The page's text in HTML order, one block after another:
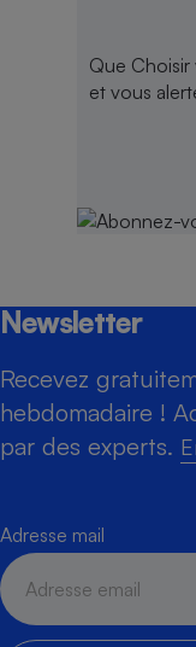
Que
et vous
Newsletter
Recevez
hebdomadaire !
par des experts.
Adresse mail